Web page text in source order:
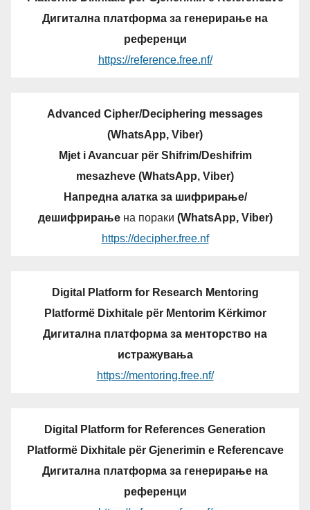
Дигитална платформа за генерирање на
референци
https://reference.free.nf/
Advanced Cipher/Deciphering messages
(WhatsApp, Viber)
Mjet i Avancuar për Shifrim/Deshifrim
mesazheve (WhatsApp, Viber)
Напредна алатка за шифрирање/
дешифрирањена пораки (WhatsApp, Viber)
https://decipher.free.nf
Digital Platform for Research Mentoring
Platformë Dixhitale për Mentorim Kërkimor
Дигитална платформа за менторство на
истражувања
https://mentoring.free.nf/
Digital Platform for References Generation
Platformë Dixhitale për Gjenerimin e Referencave
Дигитална платформа за генерирање на
референци